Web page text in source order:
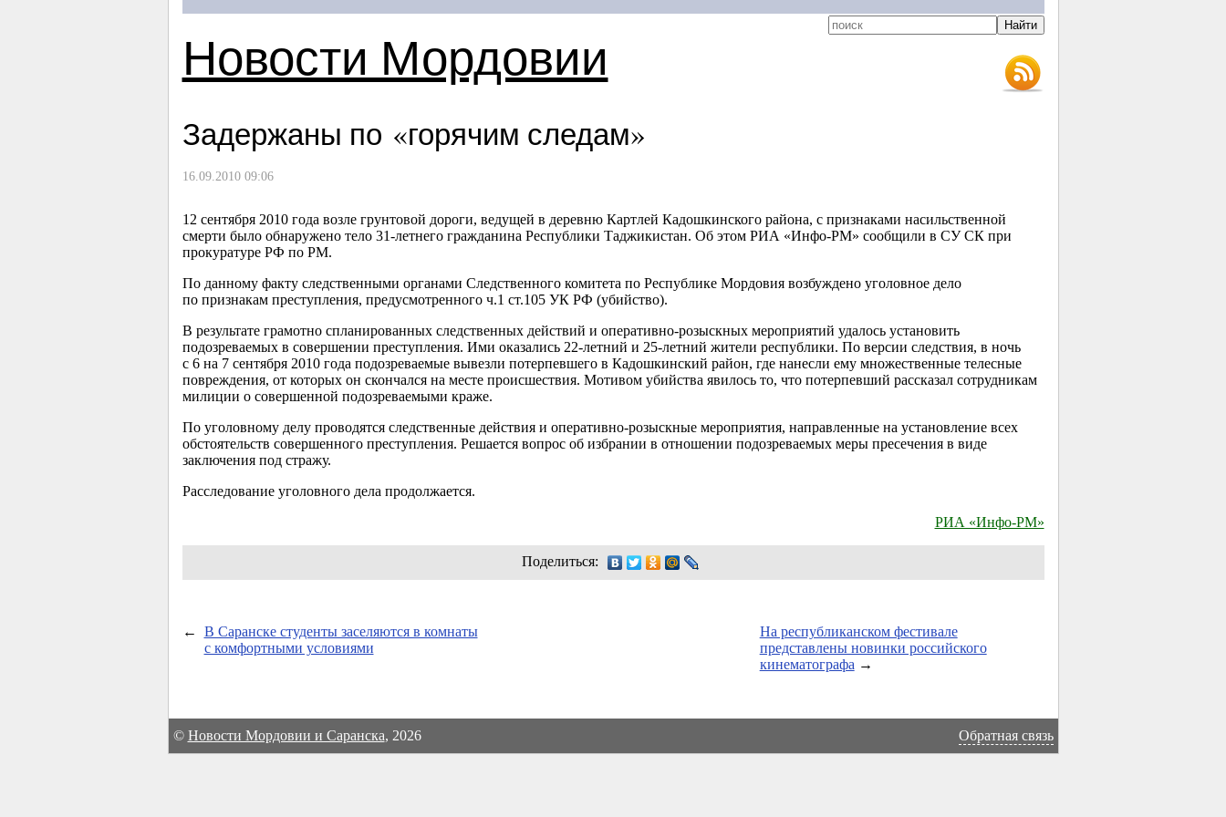
Новости Мордовии
Задержаны по «горячим следам»
16.09.2010 09:06
12 сентября 2010 года возле грунтовой дороги, ведущей в деревню Картлей Кадошкинского района, с признаками насильственной
смерти было обнаружено тело 31-летнегогражданина Республики Таджикистан. Об этом РИА «Инфо-РМ» сообщили в СУ СК при
прокуратуре РФ по РМ.
По данному факту следственными органами Следственного комитета по Республике Мордовия возбуждено уголовное дело
по признакам преступления, предусмотренного ч.1 ст.105 УК РФ (убийство).
В результате грамотно спланированных следственных действий и оперативно-розыскных мероприятий удалось установить
подозреваемых в совершении преступления. Ими оказались 22-летний и 25-летний жители республики. По версии следствия, в ночь
с 6 на 7 сентября 2010 года подозреваемые вывезли потерпевшего в Кадошкинский район, где нанесли ему множественные телесные
повреждения, от которых он скончался на месте происшествия. Мотивом убийства явилось то, что потерпевший рассказал сотрудникам
милиции о совершенной подозреваемыми краже.
По уголовному делу проводятся следственные действия и оперативно-розыскные мероприятия, направленные на установление всех
обстоятельств совершенного преступления. Решается вопрос об избрании в отношении подозреваемых меры пресечения в виде
заключения под стражу.
Расследование уголовного дела продолжается.
РИА «Инфо-РМ»
Поделиться:
←
В Саранске студенты заселяются в комнаты
с комфортными условиями
На республиканском фестивале
представлены новинки российского
кинематографа →
© Новости Мордовии и Саранска, 2026 Обратная связь